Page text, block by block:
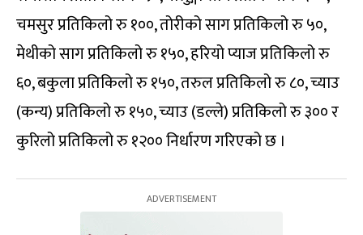
चमसुर प्रतिकिलो रु १००, तोरीको साग प्रतिकिलो रु ५०,
मेथीको साग प्रतिकिलो रु १५०, हरियो प्याज प्रतिकिलो रु
६०, बकुला प्रतिकिलो रु १५०, तरुल प्रतिकिलो रु ८०, च्याउ
(कन्य) प्रतिकिलो रु १५०, च्याउ (डल्ले) प्रतिकिलो रु ३०० र
कुरिलो प्रतिकिलो रु १२०० निर्धारण गरिएको छ ।